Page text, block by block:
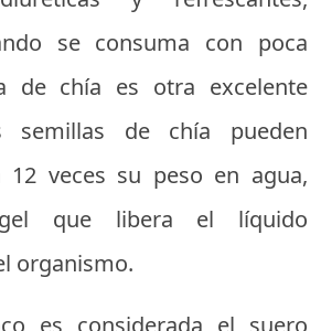
se consuma con poca
de chía es otra excelente
semillas de chía pueden
12 veces su peso en agua,
que libera el líquido
organismo.
es considerada el suero